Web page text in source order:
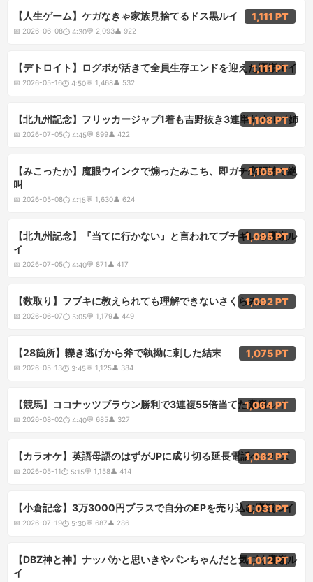
4:30
【人生ゲーム】ケガなきゃ家族見捨てるドス黒ルイ
📅 2026-06-08⏱ 4:30💬 2,093👤 922
1,111 PT
4:50
【デトロイト】ログボが活きて全員生存エンドを迎えた鷹嶺ルイ
📅 2026-05-16⏱ 4:50💬 1,468👤 532
1,111 PT
4:45
【北九州記念】フリッカージャブ1着も吉野抜き3連単外すルイ姉
📅 2026-07-05⏱ 4:45💬 899👤 422
1,108 PT
4:15
【みこったか】魔眼ウインクで煽ったみこち、即ガチ恋距離で絶
叫
📅 2026-05-08⏱ 4:15💬 1,630👤 624
1,105 PT
4:40
【北九州記念】『当てに行かない』と言われてブチギレる鷹嶺ル
イ
📅 2026-07-05⏱ 4:40💬 871👤 417
1,095 PT
5:05
【数取り】フブキに教えられても理解できないさくらみこ
📅 2026-06-07⏱ 5:05💬 1,179👤 449
1,092 PT
3:45
【28箇所】轢き逃げから斧で執拗に刺した結末
📅 2026-05-13⏱ 3:45💬 1,125👤 384
1,075 PT
4:40
【競馬】ココナッツブラウン勝利で3連複55倍当てた鷹嶺ルイ
📅 2026-08-02⏱ 4:40💬 685👤 327
1,064 PT
5:15
【カラオケ】英語母語のはずがJPに成り切る延長電話ベールズ
📅 2026-05-11⏱ 5:15💬 1,158👤 414
1,062 PT
5:30
【小倉記念】3万3000円プラスで自分のEPを売り込む鷹嶺ルイ
📅 2026-07-19⏱ 5:30💬 687👤 286
1,031 PT
4:20
【DBZ神と神】ナッパかと思いきやパンちゃんだと気づく鷹嶺ル
イ
1,012 PT